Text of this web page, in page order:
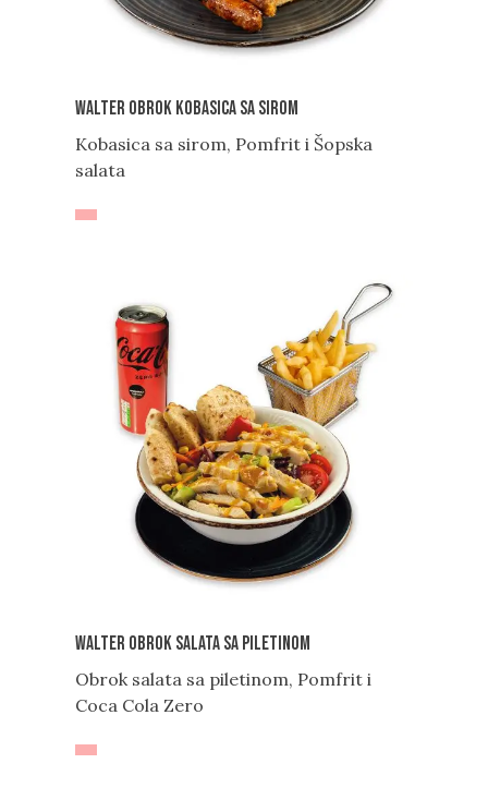
Walter obrok Kobasica sa sirom
Kobasica sa sirom, Pomfrit i Šopska
salata
Walter obrok Salata sa piletinom
Obrok salata sa piletinom, Pomfrit i
Coca Cola Zero